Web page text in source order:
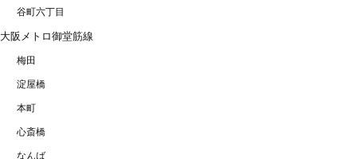
谷町六丁目
大阪メトロ御堂筋線
梅田
淀屋橋
本町
心斎橋
なんば